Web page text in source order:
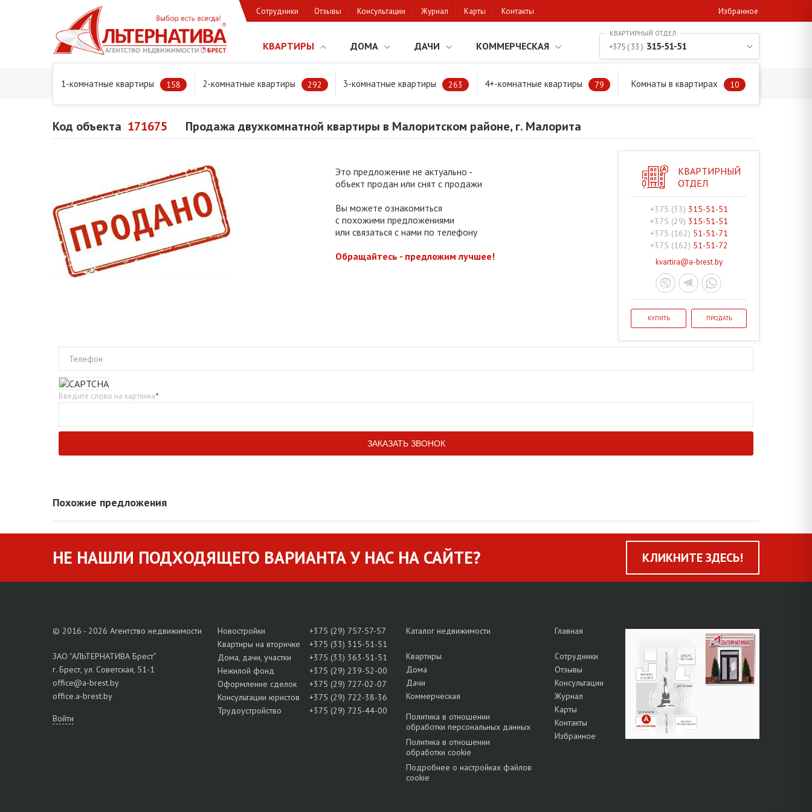
Сотрудники Отзывы Консультации Журнал Карты Контакты Избранное
КВАРТИРЫ ДОМА ДАЧИ КОММЕРЧЕСКАЯ
1-комнатные квартиры 158 2-комнатные квартиры 292 3-комнатные квартиры 263 4+-комнатные квартиры 79 Комнаты в квартирах 10
+375 ( 33 ) 315-51-51
Главная Предложения Квартиры Продажа двухкомнатной квартиры в Малоритском районе, г. Малорита
Код объекта 171675 Продажа двухкомнатной квартиры в Малоритском районе, г. Малорита
Это предложение не актуально -
объект продан или снят с продажи
Вы можете ознакомиться
с похожими предложениями
или связаться с нами по телефону
Обращайтесь - предложим лучшее!
КВАРТИРНЫЙ
ОТДЕЛ
+375 (33) 315-51-51
+375 (29) 315-51-51
+375 (162) 51-51-71
+375 (162) 51-51-72
kvartira@a-brest.by
КУПИТЬ ПРОДАТЬ
Телефон
Введите слово на картинке*
Похожие предложения
НЕ НАШЛИ ПОДХОДЯЩЕГО ВАРИАНТА У НАС НА САЙТЕ? КЛИКНИТЕ ЗДЕСЬ!
© 2016 - 2026 Агентство недвижимости
ЗАО "АЛЬТЕРНАТИВА Брест"
г. Брест, ул. Советская, 51-1
office@a-brest.by
office.a-brest.by
Войти
Новостройки
+375 (29) 757-57-57
Квартиры на вторичке
+375 (33) 315-51-51
Дома, дачи, участки
+375 (33) 363-51-51
Нежилой фонд
+375 (29) 239-52-00
Оформление сделок
+375 (29) 727-02-07
Консультации юристов
+375 (29) 722-38-36
Трудоустройство
+375 (29) 725-44-00
Каталог недвижимости
Квартиры
Дома
Дачи
Коммерческая
Политика в отношении
обработки персональных данных
Политика в отношении
обработки cookie
Подробнее о настройках файлов
cookie
Главная
Сотрудники
Отзывы
Консультации
Журнал
Карты
Контакты
Избранное